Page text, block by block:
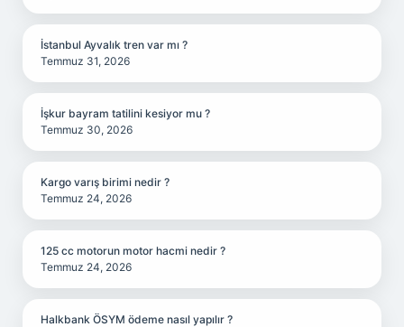
İstanbul Ayvalık tren var mı ?
Temmuz 31, 2026
İşkur bayram tatilini kesiyor mu ?
Temmuz 30, 2026
Kargo varış birimi nedir ?
Temmuz 24, 2026
125 cc motorun motor hacmi nedir ?
Temmuz 24, 2026
Halkbank ÖSYM ödeme nasıl yapılır ?